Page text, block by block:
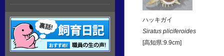
ハッキガイ
Siratus pliciferoides
[高知県:9.9cm]